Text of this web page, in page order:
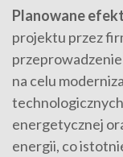
Planowane
projektu przez
na celu
energetycznej
energii, co